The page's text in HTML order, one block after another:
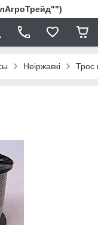
Неіржавкі Трос